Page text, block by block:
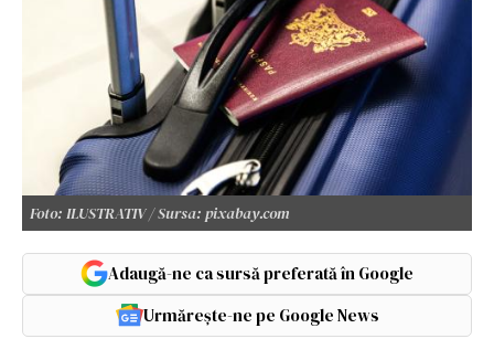
Foto: ILUSTRATIV / Sursa: pixabay.com
Adaugă-ne ca sursă preferată în Google
Urmărește-ne pe Google News